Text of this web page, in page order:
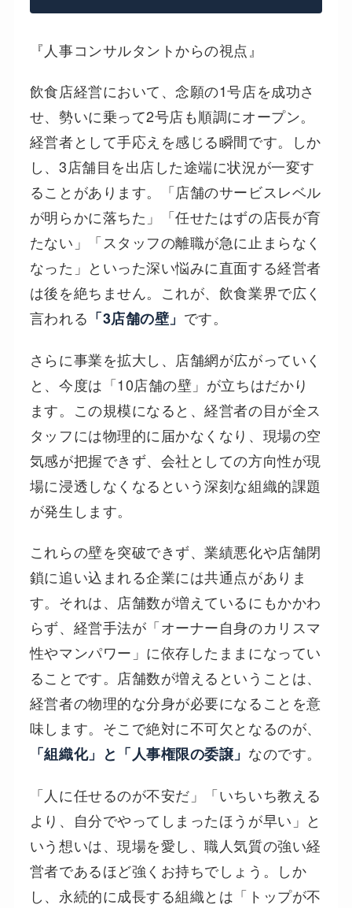
『人事コンサルタントからの視点』
飲食店経営において、念願の1号店を成功さ
せ、勢いに乗って2号店も順調にオープン。
経営者として手応えを感じる瞬間です。しか
し、3店舗目を出店した途端に状況が一変す
ることがあります。「店舗のサービスレベル
が明らかに落ちた」「任せたはずの店長が育
たない」「スタッフの離職が急に止まらなく
なった」といった深い悩みに直面する経営者
は後を絶ちません。これが、飲食業界で広く
言われる 「3店舗の壁」 です。
さらに事業を拡大し、店舗網が広がっていく
と、今度は「10店舗の壁」が立ちはだかり
ます。この規模になると、経営者の目が全ス
タッフには物理的に届かなくなり、現場の空
気感が把握できず、会社としての方向性が現
場に浸透しなくなるという深刻な組織的課題
が発生します。
これらの壁を突破できず、業績悪化や店舗閉
鎖に追い込まれる企業には共通点がありま
す。それは、店舗数が増えているにもかかわ
らず、経営手法が「オーナー自身のカリスマ
性やマンパワー」に依存したままになってい
ることです。店舗数が増えるということは、
経営者の物理的な分身が必要になることを意
味します。そこで絶対に不可欠となるのが、
「組織化」と「人事権限の委譲」 なのです。
「人に任せるのが不安だ」「いちいち教える
より、自分でやってしまったほうが早い」と
いう想いは、現場を愛し、職人気質の強い経
営者であるほど強くお持ちでしょう。しか
し、永続的に成長する組織とは「トップが不